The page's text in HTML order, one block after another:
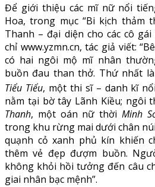
Để giới thiệu các mĩ nữ nổi
Hoa, trong mục “Bi kịch thảm
Thanh – đại diện cho các cô
chỉ www.yzmn.cn, tác giả viết:
có hai ngôi mộ mĩ nhân
buồn đau than thở. Thứ nhất
Tiểu Tiểu, một thi sĩ – danh kĩ
nằm tại bờ tây Lãnh Kiều; ngôi
Thanh, một oán nữ thờiMinh
trong khu rừng mai dưới chân
quạnh cỏ xanh phủ kín khiến
thêm vẻ đẹp đượm buồn.
không khỏi hồi tưởng đến câu
giai nhân bạc mệnh”.